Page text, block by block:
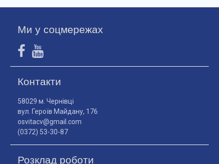
Ми у соцмережах
Контакти
58029 м. Чернівці
вул. Героїв Майдану, 176
osvitacv@gmail.com
(0372) 53-30-87
Розклад роботи